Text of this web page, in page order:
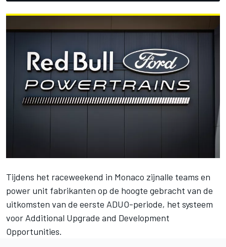
Tijdens het raceweekend in Monaco zijnalle teams en
power unit fabrikanten op de hoogte gebracht van de
uitkomsten van de eerste ADUO-periode, het systeem
voor Additional Upgrade and Development
Opportunities.